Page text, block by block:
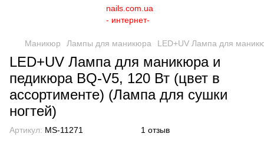
Маникюр Лампы для маникюра LED+UV Лампа для
LED+UV Лампа для маникюра и
педикюра BQ-V5, 120 Вт (цвет в
ассортименте) (Лампа для сушки
ногтей)
Артикул: MS-11271 1 отзыв